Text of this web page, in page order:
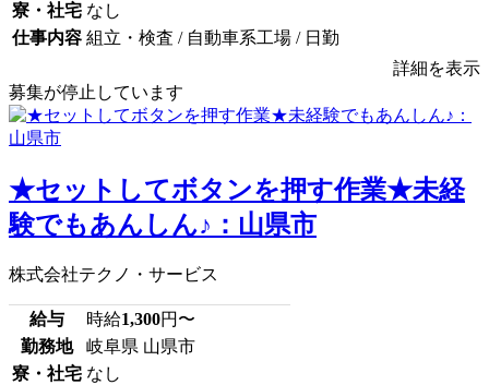
寮・社宅 なし
仕事内容 組立・検査 / 自動車系工場 / 日勤
詳細を表示
募集が停止しています
★セットしてボタンを押す作業★未経
験でもあんしん♪：山県市
株式会社テクノ・サービス
給与 時給1,300円〜
勤務地
岐阜県 山県市
寮・社宅 なし